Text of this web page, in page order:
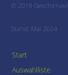
© 2018
Stand: Mai 2024
Start
Auswahlliste